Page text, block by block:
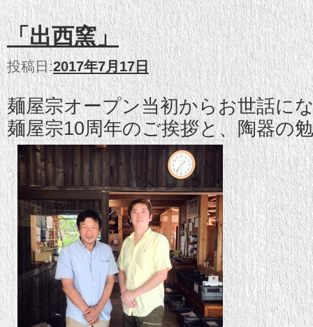
「出西窯」
投稿日:2017年7月17日
麺屋宗オープン当初からお世話に
麺屋宗10周年のご挨拶と、陶器の